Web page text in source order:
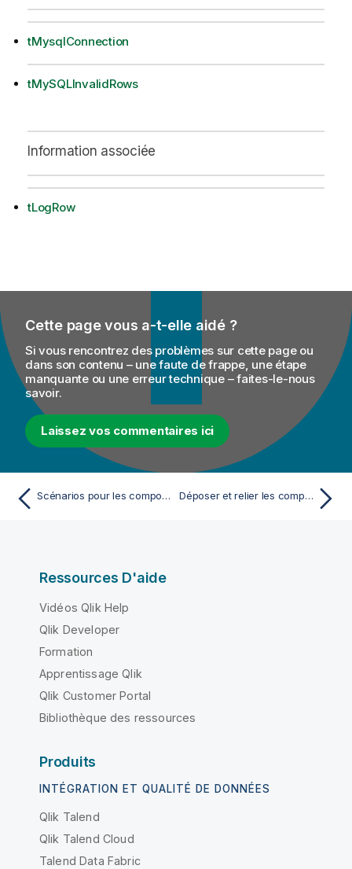
tMysqlConnection
tMySQLInvalidRows
Information associée
tLogRow
Cette page vous a-t-elle aidé ?
Si vous rencontrez des problèmes sur cette page ou
dans son contenu – une faute de frappe, une étape
manquante ou une erreur technique – faites-le-nous
savoir.
Laissez vos commentaires ici
Scénarios pour les composants MySQL Déposer et relier les composants
Ressources D'aide
Vidéos Qlik Help
Qlik Developer
Formation
Apprentissage Qlik
Qlik Customer Portal
Bibliothèque des ressources
Produits
INTÉGRATION ET QUALITÉ DE DONNÉES
Qlik Talend
Qlik Talend Cloud
Talend Data Fabric